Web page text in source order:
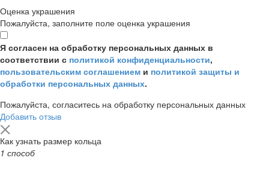
Оценка украшения
Пожалуйста, заполните поле оценка украшения
Я согласен на обработку персональных данных в
соответствии с политикой конфиденциальности,
пользовательским соглашением и политикой защиты и
обработки персональных данных.
Пожалуйста, согласитесь на обработку персональных данных
Добавить отзыв
Как узнать размер кольца
1 способ